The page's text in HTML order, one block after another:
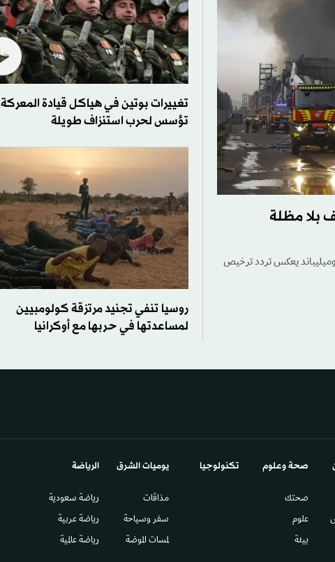
بلا مظلة
وميليباند يعكس تردد ترخيص
تغييرات بوتين في هياكل قيادة المعركة
تؤسس لحرب استنزاف طويلة
روسيا تنفي تجنيد مرتزقة كولومبيين
لمساعدتها في حربها مع أوكرانيا
صحة وعلوم
صحتك
علوم
بيئة
تكنولوجيا يوميات الشرق​
مذاقات
سفر وسياحة
لمسات الموضة
الرياضة
رياضة سعودية
رياضة عربية
رياضة عالمية